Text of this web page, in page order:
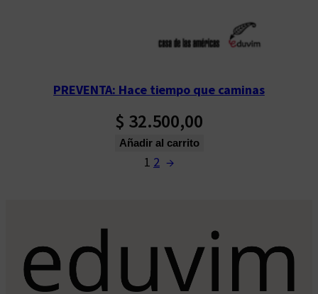
PREVENTA: Hace tiempo que caminas
$ 32.500,00
Añadir al carrito
1 2 →